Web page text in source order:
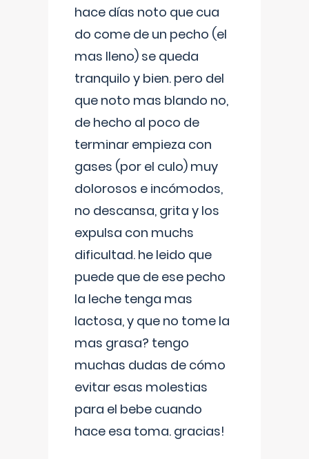
hace días noto que cua
do come de un pecho (el
mas lleno) se queda
tranquilo y bien. pero del
que noto mas blando no,
de hecho al poco de
terminar empieza con
gases (por el culo) muy
dolorosos e incómodos,
no descansa, grita y los
expulsa con muchs
dificultad. he leido que
puede que de ese pecho
la leche tenga mas
lactosa, y que no tome la
mas grasa? tengo
muchas dudas de cómo
evitar esas molestias
para el bebe cuando
hace esa toma. gracias!